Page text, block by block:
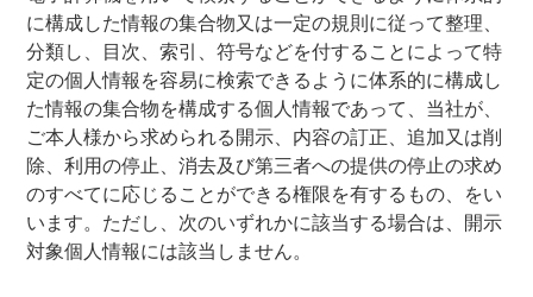
に構成した情報の集合物又は一定の規則に従って整理、
分類し、目次、索引、符号などを付することによって特
定の個人情報を容易に検索できるように体系的に構成し
た情報の集合物を構成する個人情報であって、当社が、
ご本人様から求められる開示、内容の訂正、追加又は削
除、利用の停止、消去及び第三者への提供の停止の求め
のすべてに応じることができる権限を有するもの、をい
います。ただし、次のいずれかに該当する場合は、開示
対象個人情報には該当しません。